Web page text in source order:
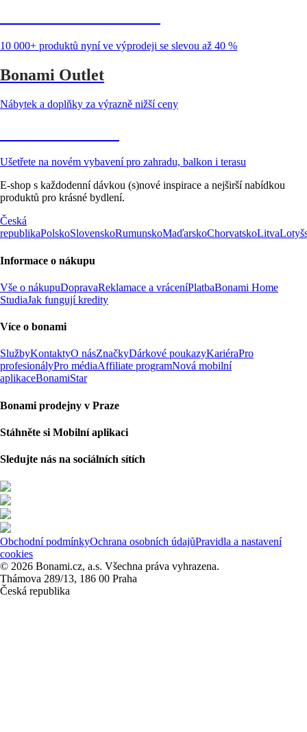
10 000+ produktů nyní ve výprodeji se slevou až 40 %
Bonami Outlet
Nábytek a doplňky za výrazně nižší ceny
Ušetřete na novém vybavení pro zahradu, balkon i terasu
E-shop s každodenní dávkou (s)nové inspirace a nejširší nabídkou
produktů pro krásné bydlení.
Česká
republikaPolskoSlovenskoRumunskoMaďarskoChorvatskoLitva
Informace o nákupu
Vše o nákupuDopravaReklamace a vráceníPlatbaBonami Home
StudiaJak fungují kredity
Více o bonami
SlužbyKontaktyO násZnačkyDárkové poukazyKariéraPro
profesionályPro médiaAffiliate programNová mobilní
aplikaceBonamiStar
Bonami prodejny v Praze
Stáhněte si Mobilní aplikaci
Sledujte nás na sociálních sítích
Obchodní podmínkyOchrana osobních údajůPravidla a nastavení
cookies
© 2026 Bonami.cz, a.s. Všechna práva vyhrazena.
Thámova 289/13, 186 00 Praha
Česká republika